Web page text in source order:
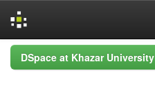
Skip
navigation
DSpace at Khazar University